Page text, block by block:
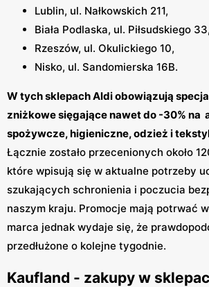
Lublin, ul. Nałkowskich 211,
Biała Podlaska, ul. Piłsudskiego 33,
Rzeszów, ul. Okulickiego 10,
Nisko, ul. Sandomierska 16B.
W tych sklepach Aldi obowiązują
zniżkowe sięgające nawet do -30% na
spożywcze, higieniczne, odzież i
Łącznie zostało przecenionych około
które wpisują się w aktualne potrzeby
szukających schronienia i poczucia
naszym kraju. Promocje mają potrwać
marca jednak wydaje się, że
przedłużone o kolejne tygodnie.
Kaufland - zakupy w